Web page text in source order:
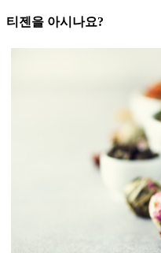
티젠을 아시나요?